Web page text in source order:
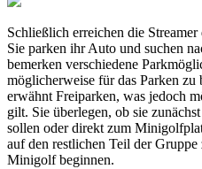
Schließlich erreichen die
Sie parken ihr Auto und suchen
bemerken verschiedene
möglicherweise für das Parken zu
erwähnt Freiparken, was jedoch
gilt. Sie überlegen, ob sie
sollen oder direkt zum
auf den restlichen Teil der
Minigolf beginnen.